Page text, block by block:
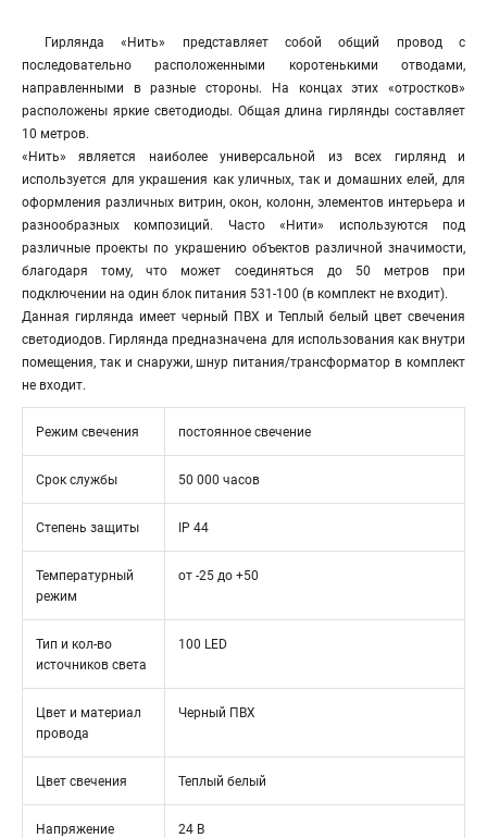
Гирлянда «Нить» представляет собой общий провод с
последовательно расположенными коротенькими отводами,
направленными в разные стороны. На концах этих «отростков»
расположены яркие светодиоды. Общая длина гирлянды составляет
10 метров.
«Нить» является наиболее универсальной из всех гирлянд и
используется для украшения как уличных, так и домашних елей, для
оформления различных витрин, окон, колонн, элементов интерьера и
разнообразных композиций. Часто «Нити» используются под
различные проекты по украшению объектов различной значимости,
благодаря тому, что может соединяться до 50 метров при
подключении на один блок питания 531-100 (в комплект не входит).
Данная гирлянда имеет черный ПВХ и Теплый белый цвет свечения
светодиодов. Гирлянда предназначена для использования как внутри
помещения, так и снаружи, шнур питания/трансформатор в комплект
не входит.
Режим свечения постоянное свечение
Срок службы 50 000 часов
Степень защиты IP 44
Температурный
режим
от -25 до +50
Тип и кол-во
источников света
100 LED
Цвет и материал
провода
Черный ПВХ
Цвет свечения Теплый белый
Напряжение 24 В